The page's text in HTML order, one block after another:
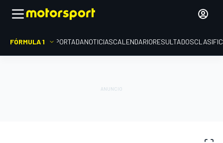
FÓRMULA 1 PORTADANOTICIASCALENDARIORESULTADOS